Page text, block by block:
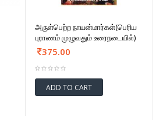
அருள்பெற்ற நாயன்மார்கள்(பெரிய
புராணம் முழுவதும் உரைநடையில்)
375.00
ADD TO CART